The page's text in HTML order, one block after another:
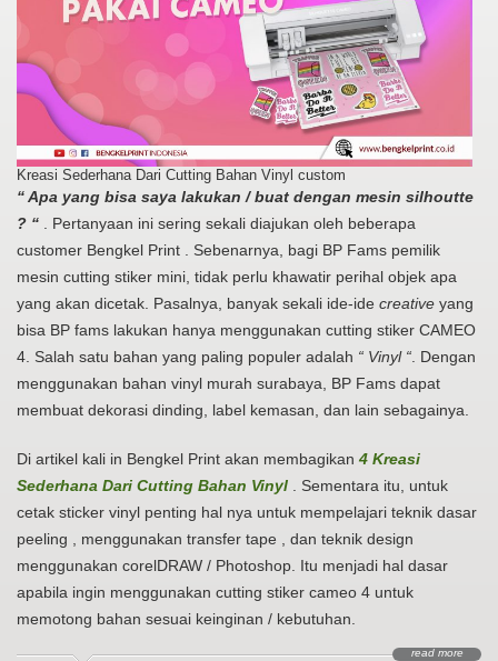
Kreasi Sederhana Dari Cutting Bahan Vinyl custom
“ Apa yang bisa saya lakukan / buat dengan mesin silhoutte
? “ . Pertanyaan ini sering sekali diajukan oleh beberapa
customer Bengkel Print . Sebenarnya, bagi BP Fams pemilik
mesin cutting stiker mini, tidak perlu khawatir perihal objek apa
yang akan dicetak. Pasalnya, banyak sekali ide-ide creative yang
bisa BP fams lakukan hanya menggunakan cutting stiker CAMEO
4. Salah satu bahan yang paling populer adalah “ Vinyl “ . Dengan
menggunakan bahan vinyl murah surabaya, BP Fams dapat
membuat dekorasi dinding, label kemasan, dan lain sebagainya.
Di artikel kali in Bengkel Print akan membagikan 4 Kreasi
Sederhana Dari Cutting Bahan Vinyl
. Sementara itu, untuk
cetak sticker vinyl penting hal nya untuk mempelajari teknik dasar
peeling , menggunakan transfer tape , dan teknik design
menggunakan corelDRAW / Photoshop. Itu menjadi hal dasar
apabila ingin menggunakan cutting stiker cameo 4 untuk
memotong bahan sesuai keinginan / kebutuhan.
read more